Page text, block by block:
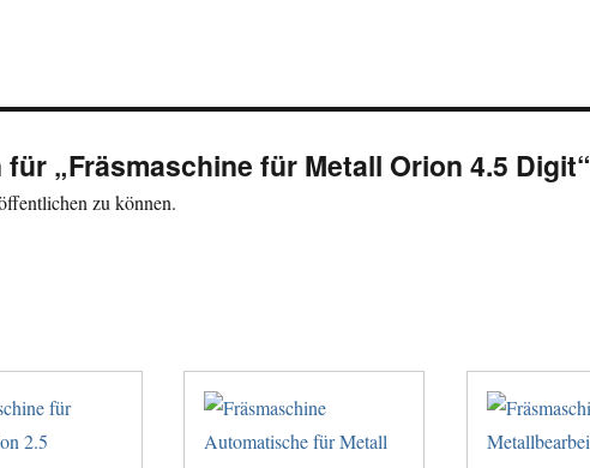
„Fräsmaschine für Metall Orion 4.5 Digit“
zu können.